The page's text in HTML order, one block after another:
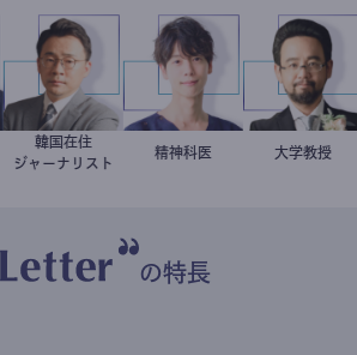
徐台教
韓国在住
ジャーナリスト
藤野智哉
精神科医 金谷一朗
大学教授
の特長